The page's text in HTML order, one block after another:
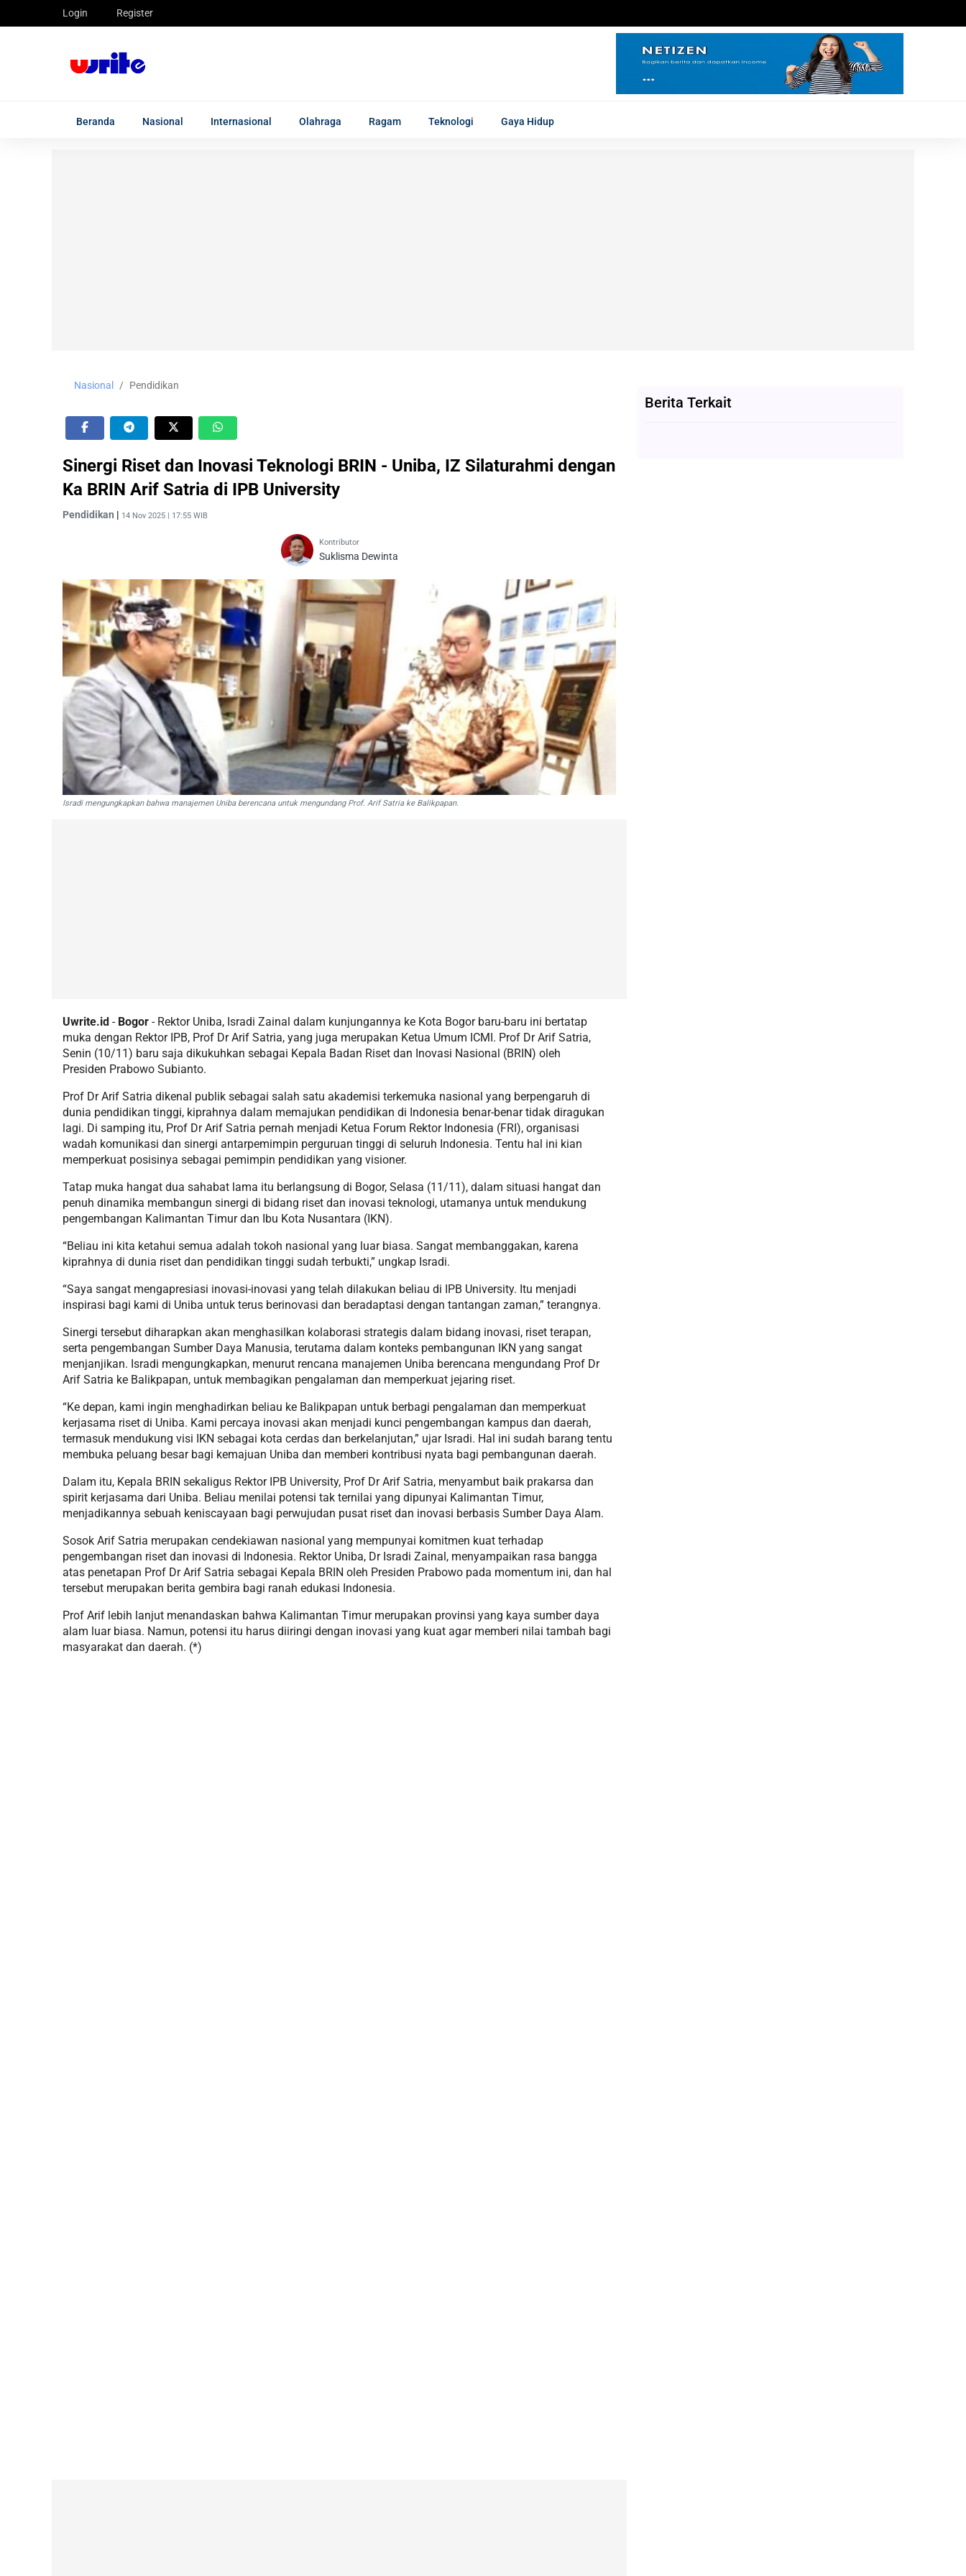
Login Register
Beranda Nasional Internasional Olahraga Ragam Teknologi Gaya Hidup
Nasional Pendidikan
Sinergi Riset dan Inovasi Teknologi BRIN - Uniba, IZ Silaturahmi dengan
Ka BRIN Arif Satria di IPB University
Pendidikan | 14 Nov 2025 | 17:55 WIB
Kontributor
Suklisma Dewinta
Isradi mengungkapkan bahwa manajemen Uniba berencana untuk mengundang Prof. Arif Satria ke Balikpapan.
Uwrite.id - Bogor - Rektor Uniba, Isradi Zainal dalam kunjungannya ke Kota Bogor baru-baru ini bertatap
muka dengan Rektor IPB, Prof Dr Arif Satria, yang juga merupakan Ketua Umum ICMI. Prof Dr Arif Satria,
Senin (10/11) baru saja dikukuhkan sebagai Kepala Badan Riset dan Inovasi Nasional (BRIN) oleh
Presiden Prabowo Subianto.
Prof Dr Arif Satria dikenal publik sebagai salah satu akademisi terkemuka nasional yang berpengaruh di
dunia pendidikan tinggi, kiprahnya dalam memajukan pendidikan di Indonesia benar-benar tidak diragukan
lagi. Di samping itu, Prof Dr Arif Satria pernah menjadi Ketua Forum Rektor Indonesia (FRI), organisasi
wadah komunikasi dan sinergi antarpemimpin perguruan tinggi di seluruh Indonesia. Tentu hal ini kian
memperkuat posisinya sebagai pemimpin pendidikan yang visioner.
Tatap muka hangat dua sahabat lama itu berlangsung di Bogor, Selasa (11/11), dalam situasi hangat dan
penuh dinamika membangun sinergi di bidang riset dan inovasi teknologi, utamanya untuk mendukung
pengembangan Kalimantan Timur dan Ibu Kota Nusantara (IKN).
“Beliau ini kita ketahui semua adalah tokoh nasional yang luar biasa. Sangat membanggakan, karena
kiprahnya di dunia riset dan pendidikan tinggi sudah terbukti,” ungkap Isradi.
“Saya sangat mengapresiasi inovasi-inovasi yang telah dilakukan beliau di IPB University. Itu menjadi
inspirasi bagi kami di Uniba untuk terus berinovasi dan beradaptasi dengan tantangan zaman,” terangnya.
Sinergi tersebut diharapkan akan menghasilkan kolaborasi strategis dalam bidang inovasi, riset terapan,
serta pengembangan Sumber Daya Manusia, terutama dalam konteks pembangunan IKN yang sangat
menjanjikan. Isradi mengungkapkan, menurut rencana manajemen Uniba berencana mengundang Prof Dr
Arif Satria ke Balikpapan, untuk membagikan pengalaman dan memperkuat jejaring riset.
“Ke depan, kami ingin menghadirkan beliau ke Balikpapan untuk berbagi pengalaman dan memperkuat
kerjasama riset di Uniba. Kami percaya inovasi akan menjadi kunci pengembangan kampus dan daerah,
termasuk mendukung visi IKN sebagai kota cerdas dan berkelanjutan,” ujar Isradi. Hal ini sudah barang tentu
membuka peluang besar bagi kemajuan Uniba dan memberi kontribusi nyata bagi pembangunan daerah.
Dalam itu, Kepala BRIN sekaligus Rektor IPB University, Prof Dr Arif Satria, menyambut baik prakarsa dan
spirit kerjasama dari Uniba. Beliau menilai potensi tak ternilai yang dipunyai Kalimantan Timur,
menjadikannya sebuah keniscayaan bagi perwujudan pusat riset dan inovasi berbasis Sumber Daya Alam.
Sosok Arif Satria merupakan cendekiawan nasional yang mempunyai komitmen kuat terhadap
pengembangan riset dan inovasi di Indonesia. Rektor Uniba, Dr Isradi Zainal, menyampaikan rasa bangga
atas penetapan Prof Dr Arif Satria sebagai Kepala BRIN oleh Presiden Prabowo pada momentum ini, dan hal
tersebut merupakan berita gembira bagi ranah edukasi Indonesia.
Prof Arif lebih lanjut menandaskan bahwa Kalimantan Timur merupakan provinsi yang kaya sumber daya
alam luar biasa. Namun, potensi itu harus diiringi dengan inovasi yang kuat agar memberi nilai tambah bagi
masyarakat dan daerah. (*)
Berita Terkait